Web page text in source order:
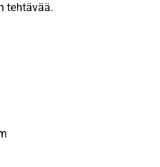
tehtävää.